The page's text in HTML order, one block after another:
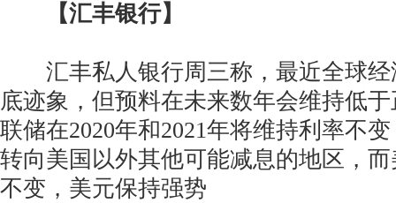
【汇丰银行】
汇丰私人银行周三称，最近全球经
底迹象，但预料在未来数年会维持低
联储在2020年和2021年将维持利率不
转向美国以外其他可能减息的地区，
不变，美元保持强势